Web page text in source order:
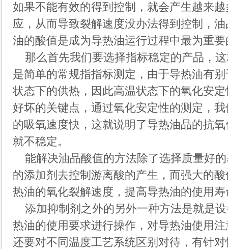
如果不能有效的得到控制，就会产生越来
应，从而导致裂解速度没办法得到控制，
油的酸值是成为导热油运行过程中最为重
那么首先我们要选择指标稳定的产品，
是简单的常规指指标测定，由于导热油有
状态下的供热，因此高温状态下的氧化安
好坏的关键点，通过氧化安定性的测定，
的吸氧速度快，这就说明了导热油品的抗
就不稳定。
能解决油品酸值的方法除了选择质量好
的添加剂去控制游离酸的产生，而强大的
热油的氧化裂解速度，提高导热油的使用
添加抑制剂之外的另外一种方法是就是
热油的使用要求进行操作，对导热油使用
还要对不同温度工艺系统区别对待，有针